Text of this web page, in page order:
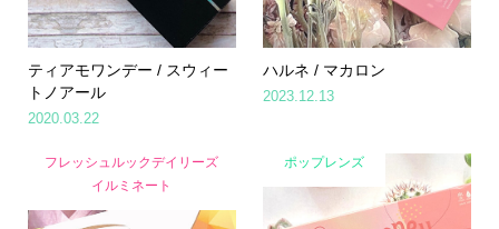
ティアモワンデー / スウィー
トノアール
2020.03.22
ハルネ / マカロン
2023.12.13
フレッシュルックデイリーズ
イルミネート
ポップレンズ